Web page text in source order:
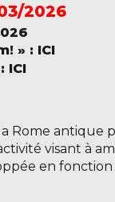
2026
» : ICI
ICI
antique
visant à
en fonction